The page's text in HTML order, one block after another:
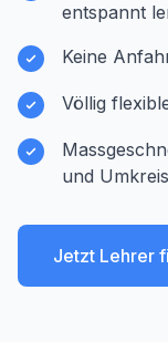
entspannt
Keine
Völlig
und Umkreis
Jetzt Lehrer